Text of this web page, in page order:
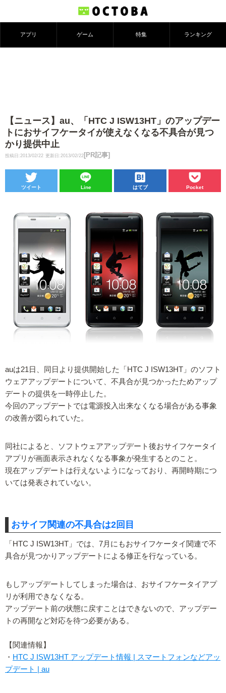
アプリ ゲーム 特集 ランキング
【ニュース】au、「HTC J ISW13HT」のアップデー
トにおサイフケータイが使えなくなる不具合が見つ
かり提供中止
投稿日:2013/02/22 更新日:2013/02/22 [PR記事]
ツイート Line はてブ Pocket
auは21日、同日より提供開始した「HTC J ISW13HT」のソフト
ウェアアップデートについて、不具合が見つかったためアップ
デートの提供を一時停止した。
今回のアップデートでは電源投入出来なくなる場合がある事象
の改善が図られていた。
同社によると、ソフトウェアアップデート後おサイフケータイ
アプリが画面表示されなくなる事象が発生するとのこと。
現在アップデートは行えないようになっており、再開時期につ
いては発表されていない。
おサイフ関連の不具合は2回目
「HTC J ISW13HT」では、7月にもおサイフケータイ関連で不
具合が見つかりアップデートによる修正を行なっている。
もしアップデートしてしまった場合は、おサイフケータイアプ
リが利用できなくなる。
アップデート前の状態に戻すことはできないので、アップデー
トの再開など対応を待つ必要がある。
【関連情報】
・ HTC J ISW13HT アップデート情報 | スマートフォンなどアッ
プデート | au